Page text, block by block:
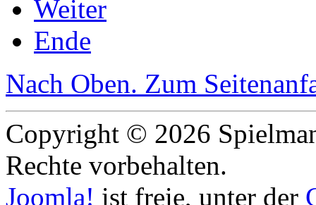
Weiter
Ende
Nach Oben. Zum
Copyright © 2026
Rechte vorbehalten.
Joomla! ist freie, unter der